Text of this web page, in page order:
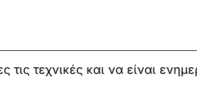
τις τεχνικές και να είναι